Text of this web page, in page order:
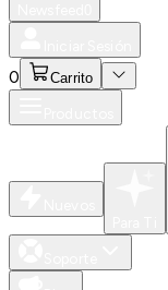
0 Carrito